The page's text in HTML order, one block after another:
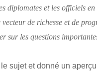
diplomates et les officiels
de richesse et de
sur les questions
sujet et donné un